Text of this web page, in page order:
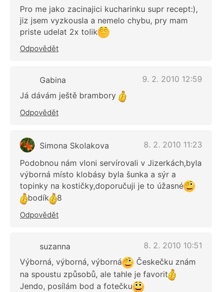
Pro me jako zacinajici kucharinku supr recept:),
jiz jsem vyzkousla a nemelo chybu, pry mam
priste udelat 2x tolik
Odpovědět
Gabina
9. 2. 2010 12:59
Já dávám ještě brambory
Odpovědět
Simona Skolakova
8. 2. 2010 11:23
Podobnou nám vloni servírovali v Jizerkách,byla
výborná místo klobásy byla šunka a sýr a
topinky na kostičky,doporučuji je to úžasné
bodík
8
Odpovědět
suzanna
8. 2. 2010 10:51
Výborná, výborná, výborná
Českečku znám
na spoustu způsobů, ale tahle je favorit
Jendo, posílám bod a fotečku